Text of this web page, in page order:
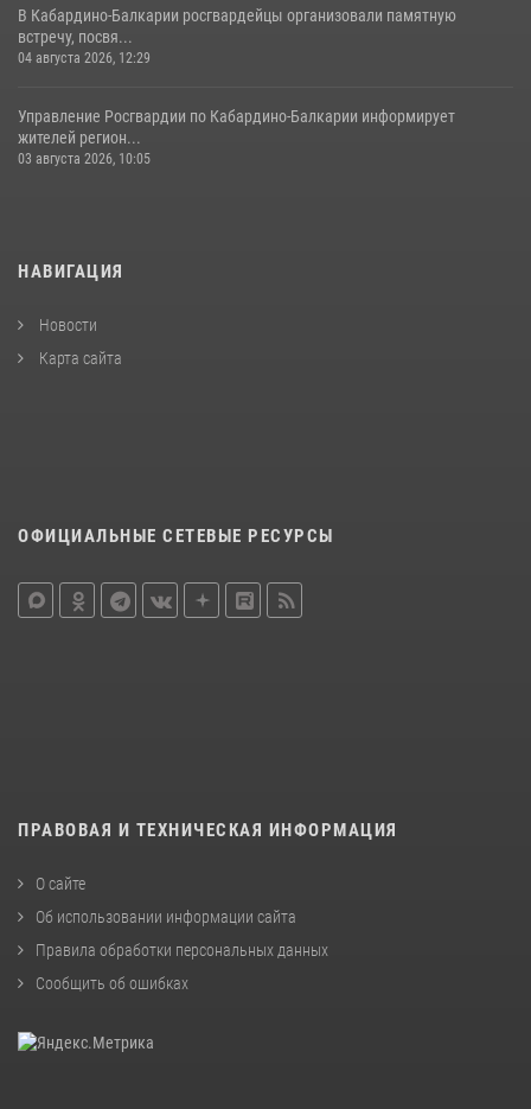
В Кабардино-Балкарии росгвардейцы организовали памятную
встречу, посвя...
04 августа 2026, 12:29
Управление Росгвардии по Кабардино-Балкарии информирует
жителей регион...
03 августа 2026, 10:05
НАВИГАЦИЯ
Новости
Карта сайта
ОФИЦИАЛЬНЫЕ СЕТЕВЫЕ РЕСУРСЫ
ПРАВОВАЯ И ТЕХНИЧЕСКАЯ ИНФОРМАЦИЯ
О сайте
Об использовании информации сайта
Правила обработки персональных данных
Сообщить об ошибках